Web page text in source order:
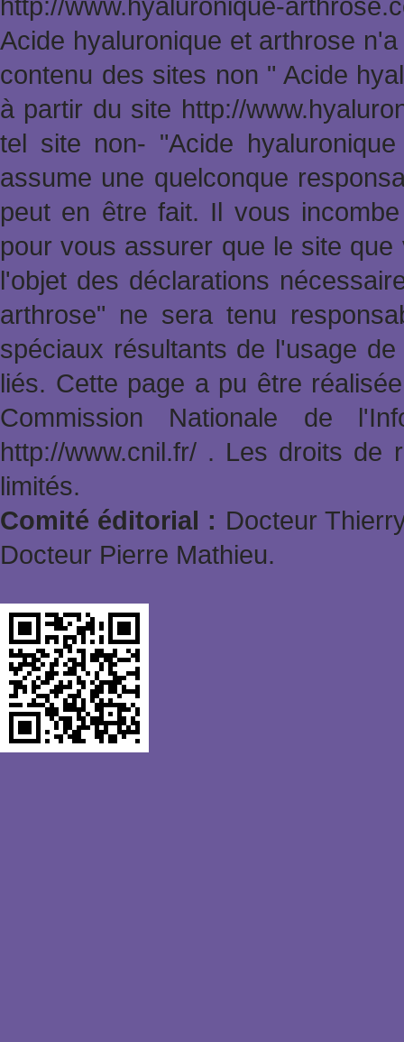
Acide hyaluronique et arthrose
contenu des sites non " Acide
à partir du site http://
tel site non- "Acide
assume une quelconque
peut en être fait. Il vous
pour vous assurer que le site
l'objet des déclarations
arthrose" ne sera tenu
spéciaux résultants de l'usage
liés. Cette page a pu être
Commission Nationale de
http://www.cnil.fr/ . Les droits de
limités.
Comité éditorial : Docteur
Docteur Pierre Mathieu.